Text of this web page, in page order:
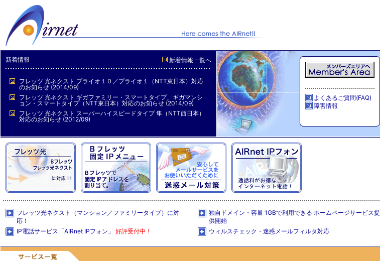
新着情報 新着情報一覧へ
フレッツ 光ネクスト プライオ１０／プライオ１（NTT東日本）対応
のお知らせ (2014/09)
フレッツ 光ネクスト ギガファミリー・スマートタイプ、ギガマンシ
ョン・スマートタイプ（NTT東日本）対応のお知らせ (2014/09)
フレッツ 光ネクスト スーパーハイスピードタイプ 隼（NTT西日本）
対応のお知らせ (2012/09)
よくあるご質問(FAQ)
障害情報
フレッツ光ネクスト（マンション／ファミリータイプ）に対
応！
IP電話サービス「AIRnet IPフォン」
好評受付中！
独自ドメイン・容量 1GBで利用できる ホームページサービス提
供開始
ウィルスチェック・迷惑メールフィルタ対応